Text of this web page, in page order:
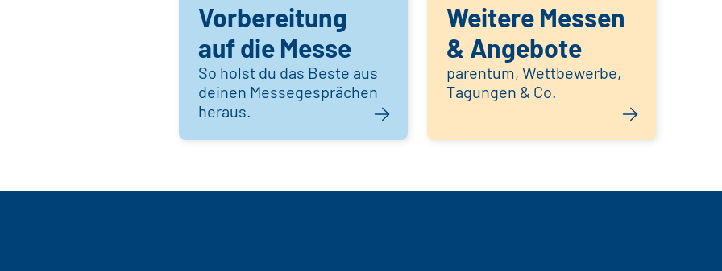
Vorbereitung
auf die Messe
So holst du das Beste aus
deinen Messegesprächen
heraus.
Weitere Messen
& Angebote
parentum, Wettbewerbe,
Tagungen & Co.